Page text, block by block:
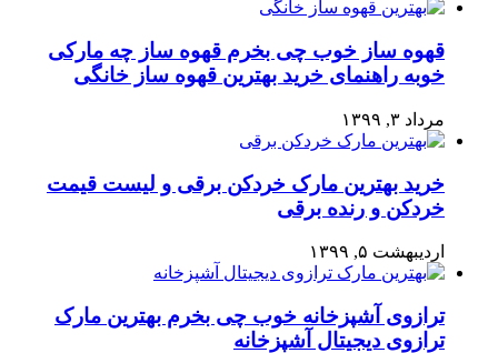
قهوه ساز خوب چی بخرم قهوه ساز چه مارکی
خوبه راهنمای خرید بهترین قهوه ساز خانگی
مرداد ۳, ۱۳۹۹
خرید بهترین مارک خردکن برقی و لیست قیمت
خردکن و رنده برقی
اردیبهشت ۵, ۱۳۹۹
ترازوی آشپزخانه خوب چی بخرم بهترین مارک
ترازوی دیجیتال آشپزخانه